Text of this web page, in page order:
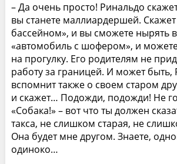
– Да очень просто! Ринальдо
вы станете маллиардершей. Скажет
бассейном», и вы сможете нырять
«автомобиль с шофером», и
на прогулку. Его родителям не
работу за границей. И может быть,
вспомнит также о своем старом
и скажет… Подожди, подожди! Не
«Собака!» – вот что ты должен
такса, не слишком старая, не
Она будет мне другом. Знаете,
одиноко…